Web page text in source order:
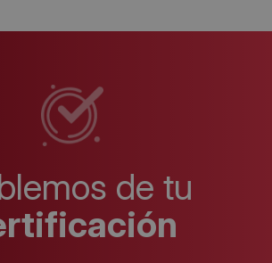
de tu